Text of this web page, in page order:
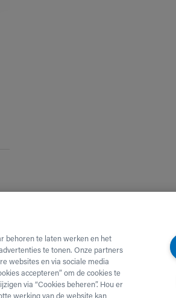
behoren te laten werken en het
te tonen. Onze partners
websites en via sociale media
accepteren” om de cookies te
via “Cookies beheren”. Hou er